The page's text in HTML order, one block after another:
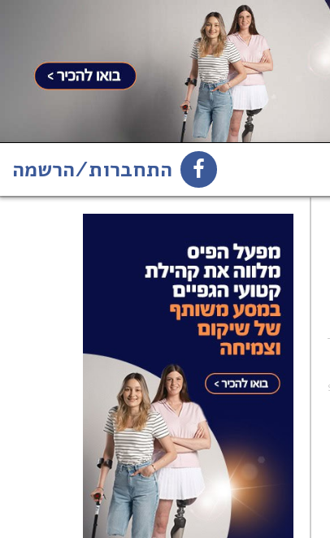
התחברות/הרשמה
הירשמו לניוזלטר 1